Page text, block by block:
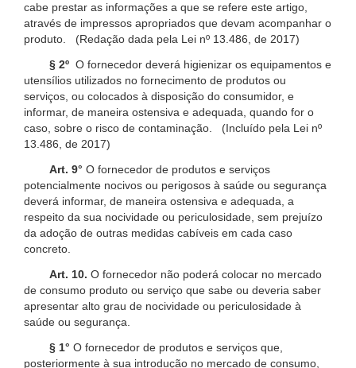
cabe prestar as informações a que se refere este artigo,
através de impressos apropriados que devam acompanhar o
produto. (Redação dada pela Lei nº 13.486, de 2017)
§ 2º O fornecedor deverá higienizar os equipamentos e
utensílios utilizados no fornecimento de produtos ou
serviços, ou colocados à disposição do consumidor, e
informar, de maneira ostensiva e adequada, quando for o
caso, sobre o risco de contaminação. (Incluído pela Lei nº
13.486, de 2017)
Art. 9° O fornecedor de produtos e serviços
potencialmente nocivos ou perigosos à saúde ou segurança
deverá informar, de maneira ostensiva e adequada, a
respeito da sua nocividade ou periculosidade, sem prejuízo
da adoção de outras medidas cabíveis em cada caso
concreto.
Art. 10. O fornecedor não poderá colocar no mercado
de consumo produto ou serviço que sabe ou deveria saber
apresentar alto grau de nocividade ou periculosidade à
saúde ou segurança.
§ 1° O fornecedor de produtos e serviços que,
posteriormente à sua introdução no mercado de consumo,